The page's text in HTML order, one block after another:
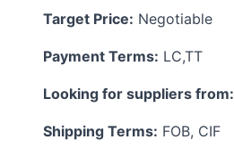
Target Price: Negotiable
Payment Terms: LC,TT
Looking for suppliers from:
Shipping Terms: FOB, CIF